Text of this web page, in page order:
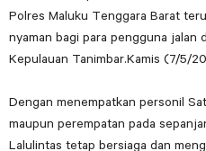
Polres Maluku Tenggara Barat
nyaman bagi para pengguna jalan
Kepulauan Tanimbar.Kamis (7/5/
Dengan menempatkan personil
maupun perempatan pada
Lalulintas tetap bersiaga dan